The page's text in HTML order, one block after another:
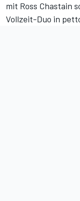
mit Ross Chastain
Vollzeit-Duo in